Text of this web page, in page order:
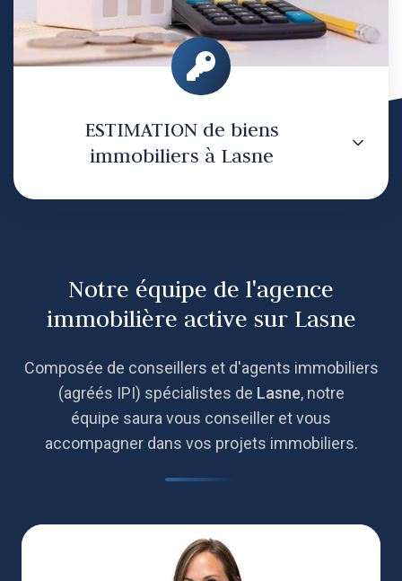
ESTIMATION de biens
immobiliers à Lasne
Notre équipe de l'agence
immobilière active sur Lasne
Composée de conseillers et d'agents immobiliers
(agréés IPI) spécialistes de Lasne, notre
équipe saura vous conseiller et vous
accompagner dans vos projets immobiliers.